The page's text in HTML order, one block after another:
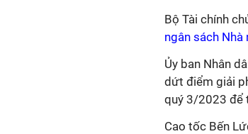
Bộ Tài chính
ngân sách
Ủy ban Nhân
dứt điểm giải
quý 3/2023 để
Cao tốc Bến